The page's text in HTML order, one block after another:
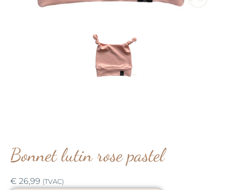
Bonnet lutin rose pastel
€ 26,99 (TVAC)